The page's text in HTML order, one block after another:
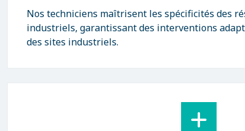
Nos techniciens maîtrisent les spécificités des
industriels, garantissant des interventions
des sites industriels.